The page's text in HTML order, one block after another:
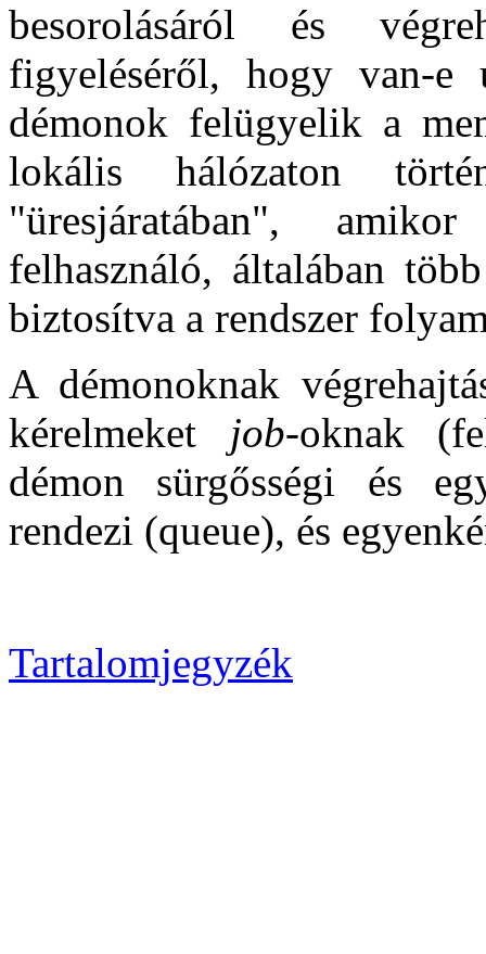
besorolásáról és
figyeléséről, hogy van-e
démonok felügyelik a
lokális hálózaton
"üresjáratában",
felhasználó, általában
biztosítva a rendszer
A démonoknak
kérelmeket job-oknak
démon sürgősségi és
rendezi (queue), és
Tartalomjegyzék